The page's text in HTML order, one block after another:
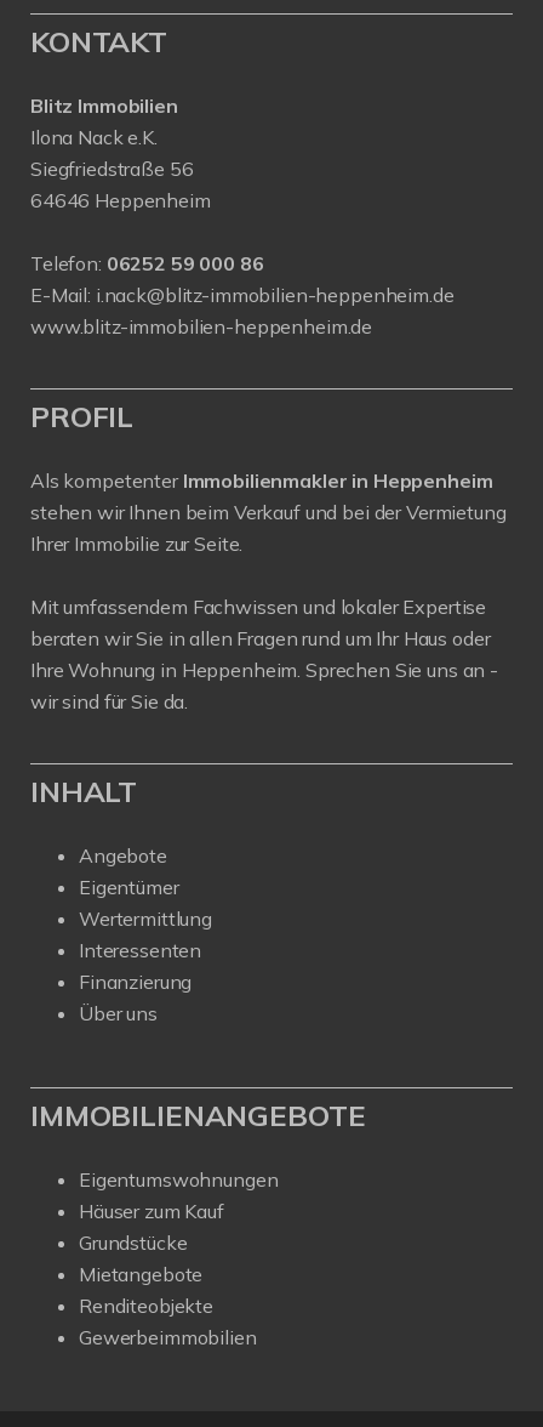
KONTAKT
Blitz Immobilien
Ilona Nack e.K.
Siegfriedstraße 56
64646 Heppenheim
Telefon: 06252 59 000 86
E-Mail: i.nack@blitz-immobilien-heppenheim.de
www.blitz-immobilien-heppenheim.de
PROFIL
Als kompetenter Immobilienmakler in Heppenheim
stehen wir Ihnen beim Verkauf und bei der Vermietung
Ihrer Immobilie zur Seite.
Mit umfassendem Fachwissen und lokaler Expertise
beraten wir Sie in allen Fragen rund um Ihr Haus oder
Ihre Wohnung in Heppenheim. Sprechen Sie uns an -
wir sind für Sie da.
INHALT
Angebote
Eigentümer
Wertermittlung
Interessenten
Finanzierung
Über uns
IMMOBILIENANGEBOTE
Eigentumswohnungen
Häuser zum Kauf
Grundstücke
Mietangebote
Renditeobjekte
Gewerbeimmobilien